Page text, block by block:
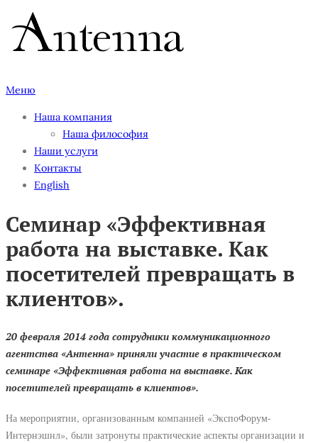
Перейти
содержимому
Меню
Наша компания
Наша философия
Наши услуги
Контакты
English
Семинар «Эффективная
работа на выставке. Как
посетителей превращать в
клиентов».
20 февраля 2014 года сотрудники коммуникационного
агентства «Антенна» приняли участие в практическом
семинаре «Эффективная работа на выставке. Как
посетителей превращать в клиентов».
На мероприятии, организованным компанией «ЭкспоФорум-
Интернэшнл», были затронуты практические аспекты организации и